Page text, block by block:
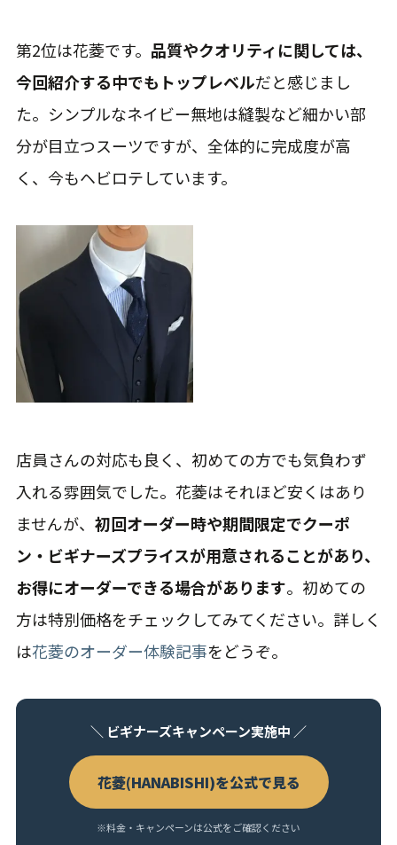
第2位は花菱です。 品質やクオリティに関しては、
今回紹介する中でもトップレベルだと感じまし
た。シンプルなネイビー無地は縫製など細かい部
分が目立つスーツですが、全体的に完成度が高
く、今もヘビロテしています。
店員さんの対応も良く、初めての方でも気負わず
入れる雰囲気でした。花菱はそれほど安くはあり
ませんが、 初回オーダー時や期間限定でクーポ
ン・ビギナーズプライスが用意されることがあり、
お得にオーダーできる場合があります。初めての
方は特別価格をチェックしてみてください。詳しく
は花菱のオーダー体験記事をどうぞ。
＼ ビギナーズキャンペーン実施中 ／
花菱(HANABISHI)を公式で見る
※料金・キャンペーンは公式をご確認ください